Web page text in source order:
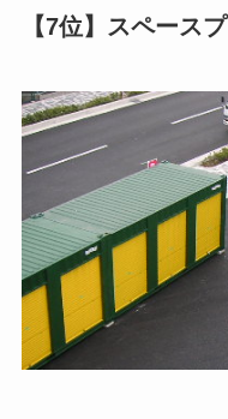
【7位】スペース